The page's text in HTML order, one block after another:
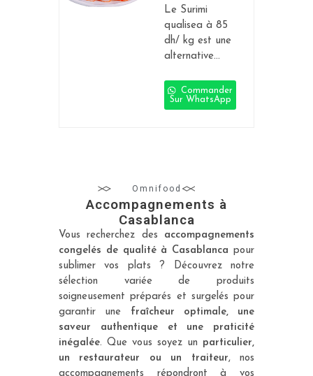
Le Surimi
qualisea à 85
dh/ kg est une
alternative...
Commander
Sur WhatsApp
Omnifood
Accompagnements à
Casablanca
Vous recherchez des accompagnements
congelés de qualité à Casablanca pour
sublimer vos plats ? Découvrez notre
sélection variée de produits
soigneusement préparés et surgelés pour
garantir une fraîcheur optimale, une
saveur authentique et une praticité
inégalée. Que vous soyez un particulier,
un restaurateur ou un traiteur, nos
accompagnements répondront à vos